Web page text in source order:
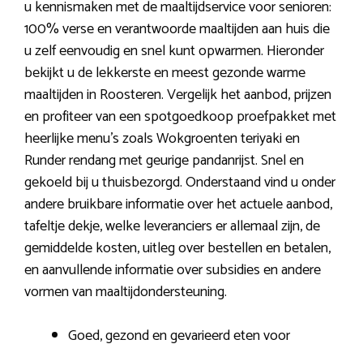
u kennismaken met de maaltijdservice voor senioren:
100% verse en verantwoorde maaltijden aan huis die
u zelf eenvoudig en snel kunt opwarmen. Hieronder
bekijkt u de lekkerste en meest gezonde warme
maaltijden in Roosteren. Vergelijk het aanbod, prijzen
en profiteer van een spotgoedkoop proefpakket met
heerlijke menu’s zoals Wokgroenten teriyaki en
Runder rendang met geurige pandanrijst. Snel en
gekoeld bij u thuisbezorgd. Onderstaand vind u onder
andere bruikbare informatie over het actuele aanbod,
tafeltje dekje, welke leveranciers er allemaal zijn, de
gemiddelde kosten, uitleg over bestellen en betalen,
en aanvullende informatie over subsidies en andere
vormen van maaltijdondersteuning.
Goed, gezond en gevarieerd eten voor